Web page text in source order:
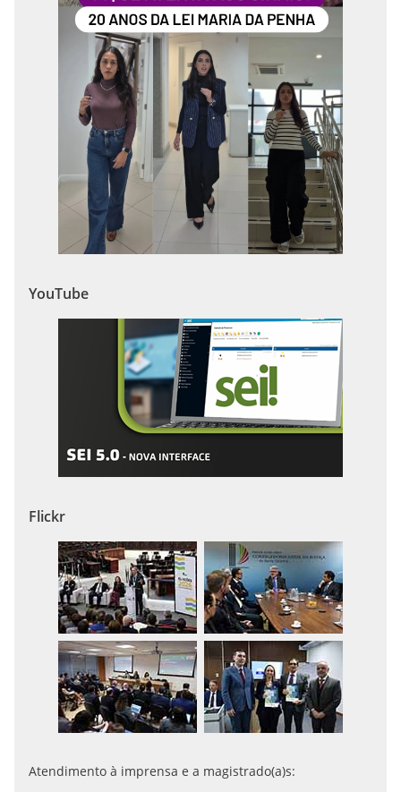
YouTube
Flickr
Atendimento à imprensa e a magistrado(a)s: